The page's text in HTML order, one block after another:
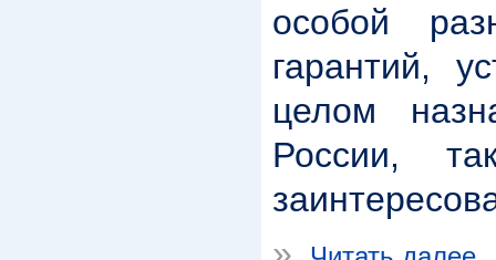
особой
гарантий,
целом
России,